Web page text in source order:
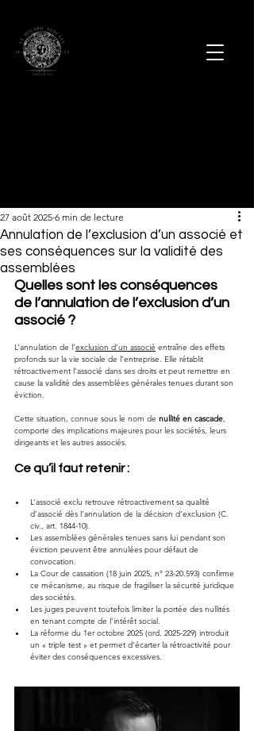
Annulation de l’exclusion d’un associé et
ses conséquences sur la validité des
assemblées
27 août 2025 6 min de lecture
Quelles sont les conséquences
de l’annulation de l’exclusion d’un
associé ?
L’annulation de l’exclusion d’un associé entraîne des effets
profonds sur la vie sociale de l’entreprise. Elle rétablit
rétroactivement l’associé dans ses droits et peut remettre en
cause la validité des assemblées générales tenues durant son
éviction.
Cette situation, connue sous le nom de nullité en cascade,
comporte des implications majeures pour les sociétés, leurs
dirigeants et les autres associés.
Ce qu’il faut retenir :
L’associé exclu retrouve rétroactivement sa qualité
d’associé dès l’annulation de la décision d’exclusion (C.
civ., art. 1844-10).
Les assemblées générales tenues sans lui pendant son
éviction peuvent être annulées pour défaut de
convocation.
La Cour de cassation (18 juin 2025, n° 23-20.593) confirme
ce mécanisme, au risque de fragiliser la sécurité juridique
des sociétés.
Les juges peuvent toutefois limiter la portée des nullités
en tenant compte de l’intérêt social.
La réforme du 1er octobre 2025 (ord. 2025-229) introduit
un « triple test » et permet d’écarter la rétroactivité pour
éviter des conséquences excessives.